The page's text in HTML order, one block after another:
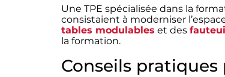
Une TPE spécialisée dans la
consistaient à moderniser
tables modulables et des
la formation.
Conseils